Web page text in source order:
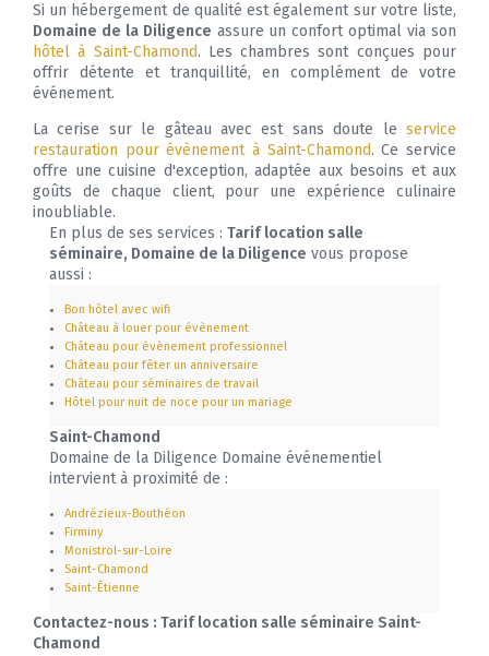
Si un hébergement de qualité est également sur votre liste,
Domaine de la Diligence assure un confort optimal via son
hôtel à Saint-Chamond. Les chambres sont conçues pour
offrir détente et tranquillité, en complément de votre
événement.
La cerise sur le gâteau avec est sans doute le service
restauration pour évènement à Saint-Chamond. Ce service
offre une cuisine d'exception, adaptée aux besoins et aux
goûts de chaque client, pour une expérience culinaire
inoubliable.
En plus de ses services : Tarif location salle
séminaire, Domaine de la Diligence vous propose
aussi :
Bon hôtel avec wifi
Château à louer pour évènement
Château pour évènement professionnel
Château pour fêter un anniversaire
Château pour séminaires de travail
Hôtel pour nuit de noce pour un mariage
Saint-Chamond
Domaine de la Diligence Domaine événementiel
intervient à proximité de :
Andrézieux-Bouthéon
Firminy
Monistrol-sur-Loire
Saint-Chamond
Saint-Étienne
Contactez-nous : Tarif location salle séminaire Saint-
Chamond